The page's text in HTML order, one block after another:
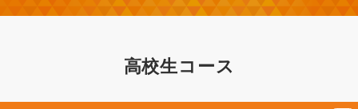
高校生コース